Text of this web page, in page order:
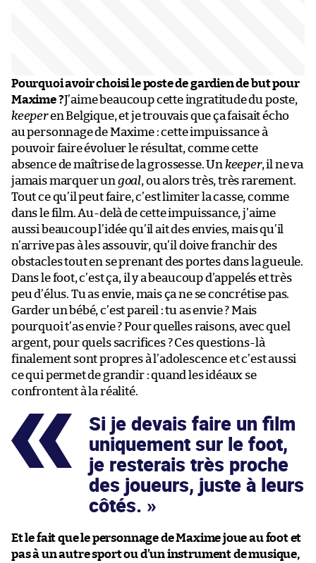
Pourquoi avoir choisi le poste de gardien de but pour
Maxime ?J’aime beaucoup cette ingratitude du poste,
keeperen Belgique, et je trouvais que ça faisait écho
au personnage de Maxime : cette impuissance à
pouvoir faire évoluer le résultat, comme cette
absence de maîtrise de la grossesse. Un keeper, il ne va
jamais marquer un goal, ou alors très, très rarement.
Tout ce qu’il peut faire, c’est limiter la casse, comme
dans le film. Au-delà de cette impuissance, j’aime
aussi beaucoup l’idée qu’il ait des envies, mais qu’il
n’arrive pas à les assouvir, qu’il doive franchir des
obstacles tout en se prenant des portes dans la gueule.
Dans le foot, c’est ça, il y a beaucoup d’appelés et très
peu d’élus. Tu as envie, mais ça ne se concrétise pas.
Garder un bébé, c’est pareil : tu as envie ? Mais
pourquoi t’as envie ? Pour quelles raisons, avec quel
argent, pour quels sacrifices ? Ces questions-là
finalement sont propres à l’adolescence et c’est aussi
ce qui permet de grandir : quand les idéaux se
confrontent à la réalité.
Si je devais faire un film
uniquement sur le foot,
je resterais très proche
des joueurs, juste à leurs
côtés.
Et le fait que le personnage de Maxime joue au foot et
pas à un autre sport ou d’un instrument de musique,